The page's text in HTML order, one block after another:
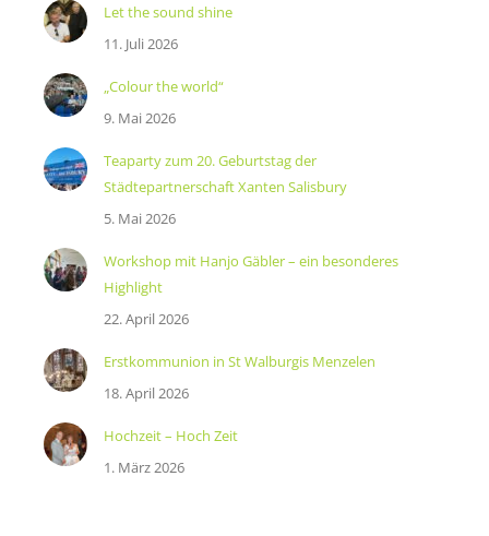
Let the sound shine
11. Juli 2026
„Colour the world“
9. Mai 2026
Teaparty zum 20. Geburtstag der
Städtepartnerschaft Xanten Salisbury
5. Mai 2026
Workshop mit Hanjo Gäbler – ein besonderes
Highlight
22. April 2026
Erstkommunion in St Walburgis Menzelen
18. April 2026
Hochzeit – Hoch Zeit
1. März 2026